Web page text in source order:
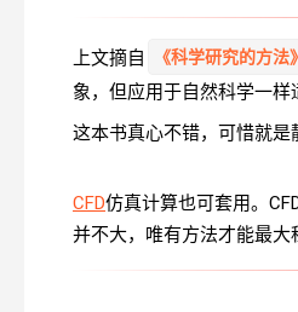
上文摘自 《科学研究的方
象，但应用于自然科学一样
这本书真心不错，可惜就是
CFD仿真计算也可套用。
并不大，唯有方法才能最大